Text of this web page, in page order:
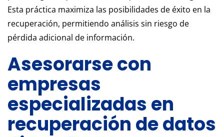
Esta práctica maximiza las posibilidades de éxito en la
recuperación, permitiendo análisis sin riesgo de
pérdida adicional de información.
Asesorarse con
empresas
especializadas en
recuperación de datos